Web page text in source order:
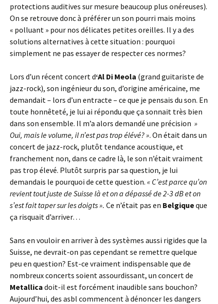
protections auditives sur mesure beaucoup plus onéreuses).
On se retrouve donc à préférer un son pourri mais moins
« polluant » pour nos délicates petites oreilles. Il y a des
solutions alternatives à cette situation : pourquoi
simplement ne pas essayer de respecter ces normes?
Lors d’un récent concert d‘Al Di Meola (grand guitariste de
jazz-rock), son ingénieur du son, d’origine américaine, me
demandait – lors d’un entracte – ce que je pensais du son. En
toute honnêteté, je lui ai répondu que ça sonnait très bien
dans son ensemble. Il m’a alors demandé une précision »
Oui, mais le volume, il n’est pas trop élévé? ». On était dans un
concert de jazz-rock, plutôt tendance acoustique, et
franchement non, dans ce cadre là, le son n’était vraiment
pas trop élevé. Plutôt surpris par sa question, je lui
demandais le pourquoi de cette question. « C’est parce qu’on
revient tout juste de Suisse là et on a dépassé de 2-3 dB et on
s’est fait taper sur les doigts ». Ce n’était pas en Belgiqueque
ça risquait d’arriver…
Sans en vouloir en arriver à des systèmes aussi rigides que la
Suisse, ne devrait-on pas cependant se remettre quelque
peu en question? Est-ce vraiment indispensable que de
nombreux concerts soient assourdissant, un concert de
Metallica doit-il est forcément inaudible sans bouchon?
Aujourd’hui, des asbl commencent à dénoncer les dangers